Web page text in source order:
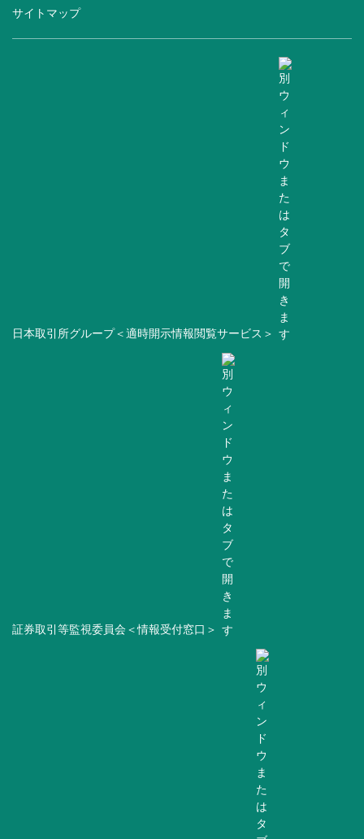
サイトマップ
日本取引所グループ＜適時開示情報閲覧サービス＞
証券取引等監視委員会＜情報受付窓口＞